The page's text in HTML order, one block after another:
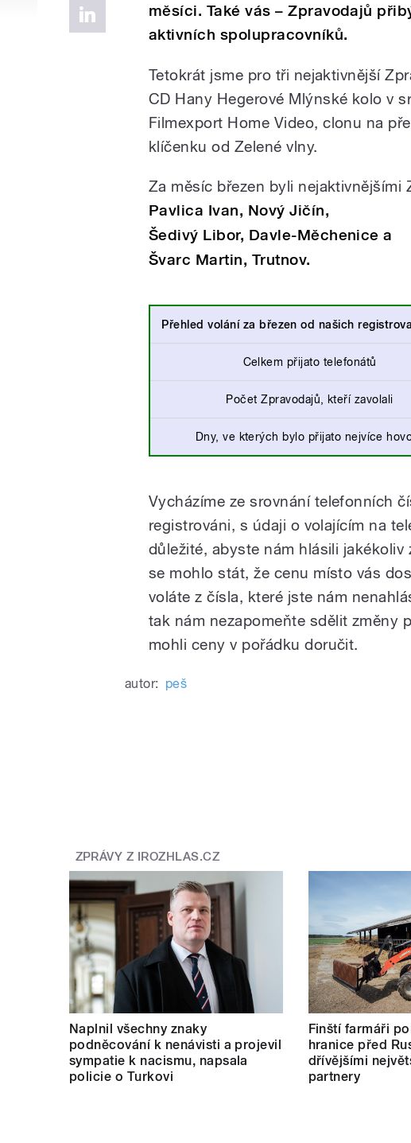
měsíci. Také vás – Zpravodajů
aktivních spolupracovníků.
Tetokrát jsme pro tři nejaktivnější
CD Hany Hegerové Mlýnské kolo v
Filmexport Home Video, clonu na
klíčenku od Zelené vlny.
Za měsíc březen byli nejaktivnějšími
Pavlica Ivan, Nový Jičín,
Šedivý Libor, Davle-Měchenice a
Švarc Martin, Trutnov.
Přehled volání za březen od našich
Celkem přijato telefonátů
Počet Zpravodajů, kteří zavolali
Dny, ve kterých bylo přijato nejvíce
Vycházíme ze srovnání telefonních
registrováni, s údaji o volajícím na
důležité, abyste nám hlásili
se mohlo stát, že cenu místo vás
voláte z čísla, které jste nám
tak nám nezapomeňte sdělit změny
mohli ceny v pořádku doručit.
autor: peš
ZPRÁVY Z IROZHLAS.CZ
Naplnil všechny znaky
podněcování k nenávisti a projevil
sympatie k nacismu, napsala
policie o Turkovi
Finští farmáři
hranice před
dřívějšími
partnery